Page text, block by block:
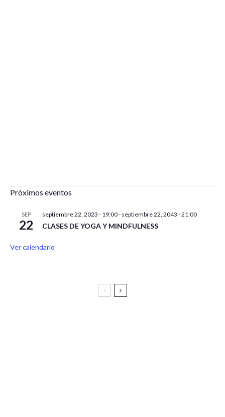
Próximos eventos
SEP
22
septiembre 22, 2023 - 19:00- septiembre 22, 2043 - 21:00
CLASES DE YOGA Y MINDFULNESS
Ver calendario